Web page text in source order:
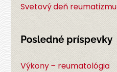
Svetový deň reumatizmu
Posledné príspevky
Výkony – reumatológia